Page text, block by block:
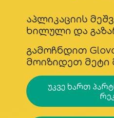
აპლიკაციის
ხილული და
გამოჩნდით
მოიზიდეთ მეტი
უკვე ხართ